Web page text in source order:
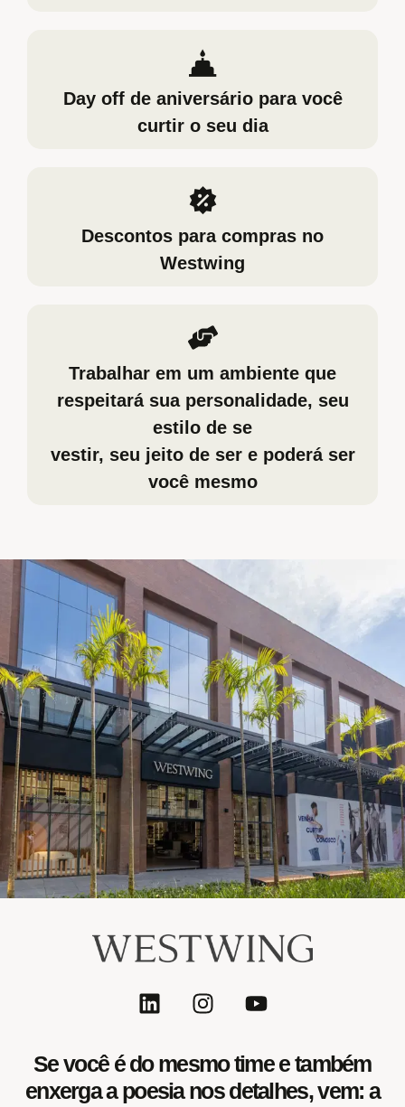
Day off de aniversário para você
curtir o seu dia
Descontos para compras no
Westwing
Trabalhar em um ambiente que
respeitará sua personalidade, seu
estilo de se
vestir, seu jeito de ser e poderá ser
você mesmo
Se você é do mesmo time e também
enxerga a poesia nos detalhes, vem: a